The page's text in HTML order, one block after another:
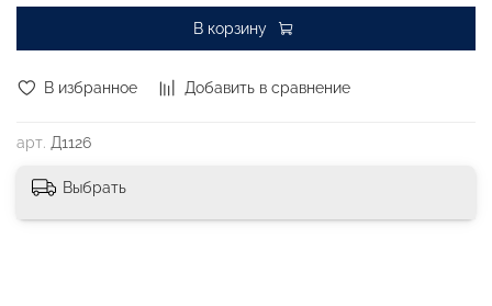
В избранное Добавить в сравнение
арт. Д1126
В корзину
Выбрать